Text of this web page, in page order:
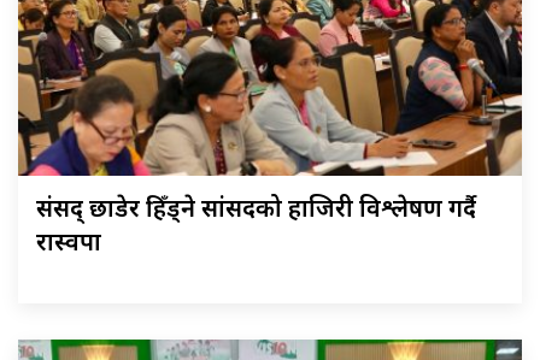
संसद् छाडेर हिँड्ने सांसदको हाजिरी विश्लेषण गर्दै
रास्वपा